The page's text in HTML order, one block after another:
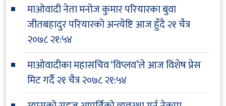
माओवादी नेता मनोज कुमार परियारका बुवा
जीतबहादुर परियारको अन्त्येष्टि आज हुँदै२१ चैत्र
२०७८ २१:५४
माओवादीका महासचिव ‘विप्लव’ले आज विशेष प्रेस
मिट गर्दै२१ चैत्र २०७८ २१:५४